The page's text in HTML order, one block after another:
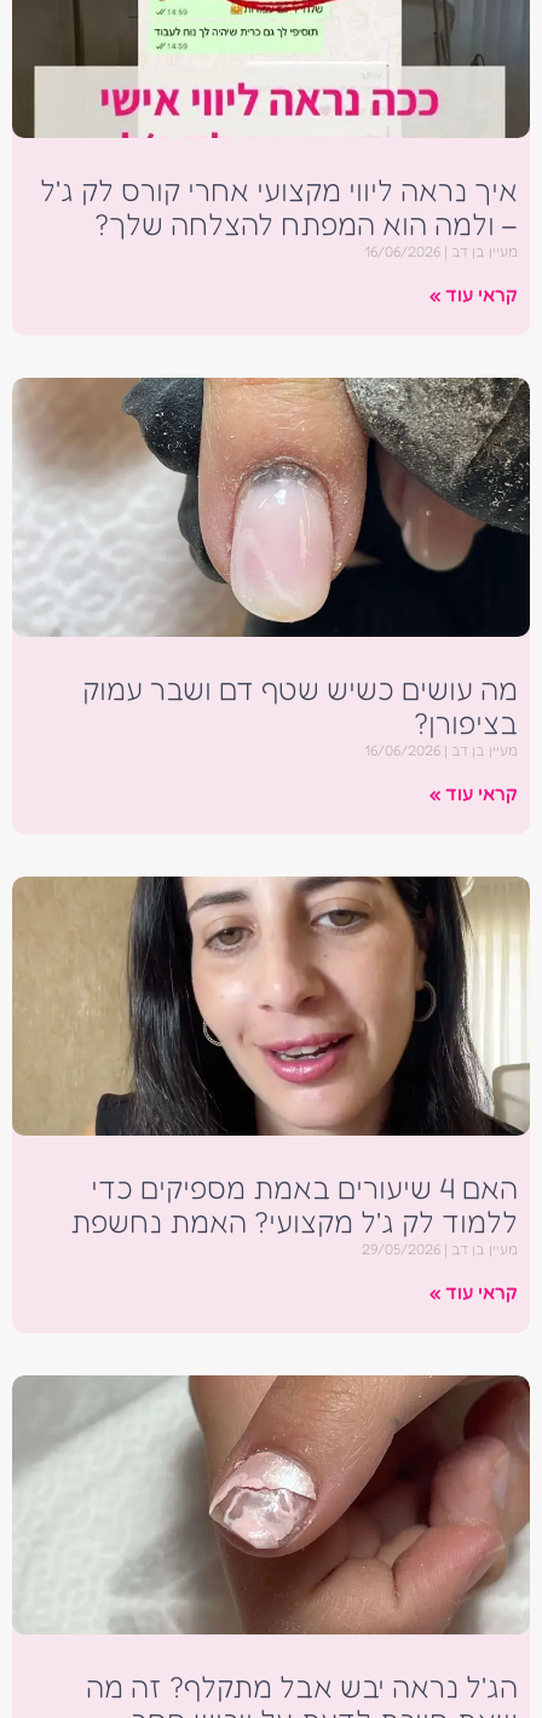
איך נראה ליווי מקצועי אחרי קורס לק ג'ל
– ולמה הוא המפתח להצלחה שלך?
מעיין בן דב
קראי עוד »
מה עושים כשיש שטף דם ושבר עמוק
בציפורן?
מעיין בן דב
קראי עוד »
האם 4 שיעורים באמת מספיקים כדי
ללמוד לק ג'ל מקצועי? האמת נחשפת
מעיין בן דב
קראי עוד »
הג'ל נראה יבש אבל מתקלף? זה מה